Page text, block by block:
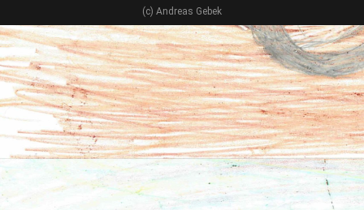
(c) Andreas Gebek